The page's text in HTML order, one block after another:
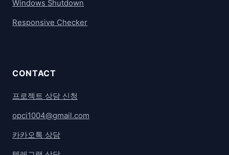
Windows Shutdown
Responsive Checker
CONTACT
프로젝트 상담 신청
opci1004@gmail.com
카카오톡 상담